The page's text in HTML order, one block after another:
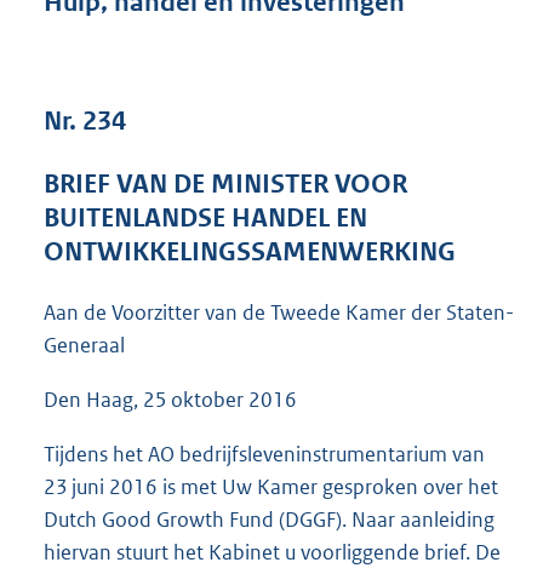
s
e
:
5
b
Nr. 234
BRIEF VAN DE MINISTER VOOR
BUITENLANDSE HANDEL EN
ONTWIKKELINGSSAMENWERKING
Aan de Voorzitter van de Tweede Kamer der Staten-
Generaal
Den Haag, 25 oktober 2016
Tijdens het AO bedrijfsleveninstrumentarium van
23 juni 2016 is met Uw Kamer gesproken over het
Dutch Good Growth Fund (DGGF). Naar aanleiding
hiervan stuurt het Kabinet u voorliggende brief. De